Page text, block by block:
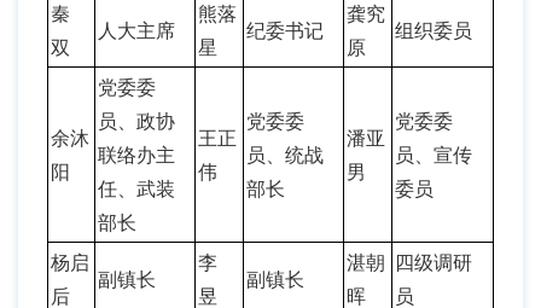
秦
双
人大主席
熊落
星
纪委书记
龚究
原
组织委员
余沐
阳
党委委
员、政协
联络办主
任、武装
部长
王正
伟
党委委
员、统战
部长
潘亚
男
党委委
员、宣传
委员
杨启
后
副镇长
李
昱
副镇长
湛朝
晖
四级调研
员